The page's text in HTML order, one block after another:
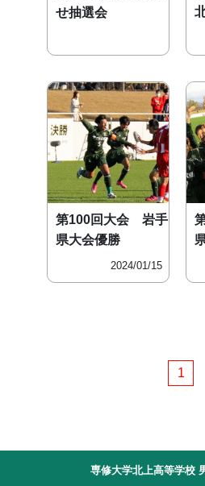
せ抽選会
第100回大会 岩手
県大会優勝
2024/01/15
1
専修大学北上高等学校